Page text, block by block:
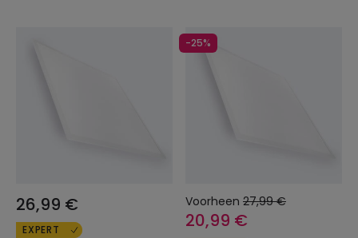
26,99 €
EXPERT
-25%
Voorheen 27,99 €
20,99 €